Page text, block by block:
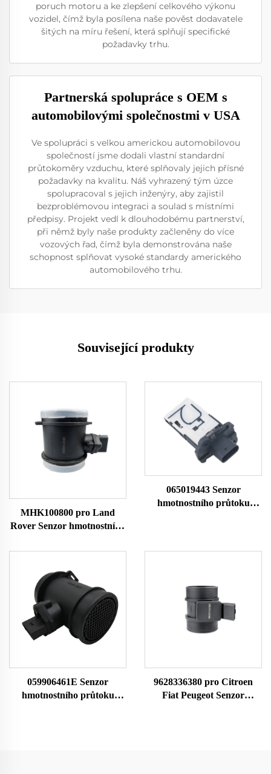
poruch motoru a ke zlepšení celkového výkonu
vozidel, čímž byla posílena naše pověst dodavatele
šitých na míru řešení, která splňují specifické
požadavky trhu.
Partnerská spolupráce s OEM s
automobilovými společnostmi v USA
Ve spolupráci s velkou americkou automobilovou
společností jsme dodali vlastní standardní
průtokoměry vzduchu, které splňovaly jejich přísné
požadavky na kvalitu. Náš vyhrazený tým úzce
spolupracoval s jejich inženýry, aby zajistil
bezproblémovou integraci a soulad s místními
předpisy. Projekt vedl k dlouhodobému partnerství,
při němž byly naše produkty začleněny do více
vozových řad, čímž byla demonstrována naše
schopnost splňovat vysoké standardy amerického
automobilového trhu.
Související produkty
MHK100800 pro Land
Rover Senzor hmotnostního
Průtokoměr 10163
86134 MHK100800 LM40
065019443 Senzor
hmotnostního průtoku
059906461E Senzor
hmotnostního průtoku
9628336380 pro Citroen
Fiat Peugeot Senzor